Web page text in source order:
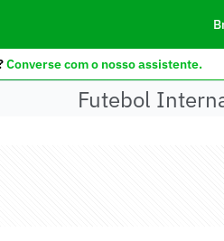
Converse com o nosso assistente.
Futebol